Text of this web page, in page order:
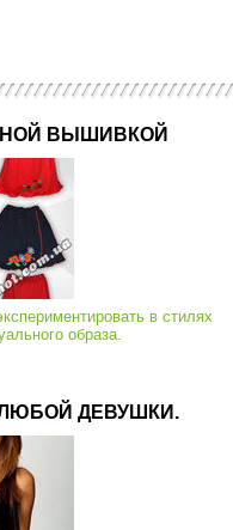
ВЫШИВКОЙ
в стилях
образа.
ДЕВУШКИ.